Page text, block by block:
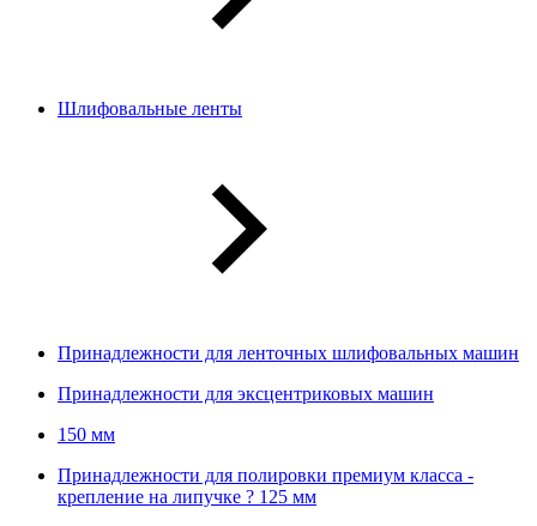
Шлифовальные ленты
Принадлежности для ленточных шлифовальных машин
Принадлежности для эксцентриковых машин
150 мм
Принадлежности для полировки премиум класса -
крепление на липучке ? 125 мм